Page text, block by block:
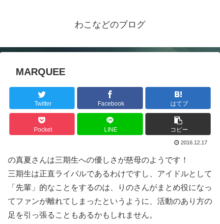
わこなどのブログ
MARQUEE
Twitter Facebook はてブ
Pocket LINE コピー
2016.12.17
の真夏さんは三期生への優しさが慈母のようです！
三期生は正直ライバルであるわけですし、アイドルとして
「先輩」的なことをするのは、りのさんがまとめ役になっ
てファンが離れてしまったというように、活動のあり方の
足を引っ張ることもあるかもしれません。